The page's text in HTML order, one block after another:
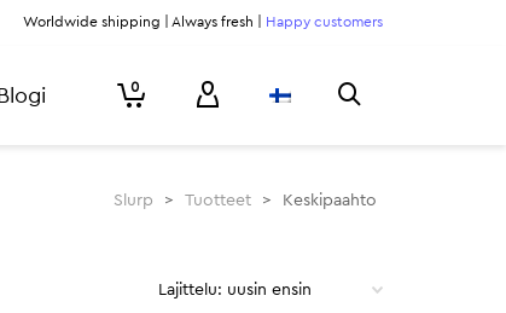
Worldwide shipping | Always fresh | Happy customers
0
Slurp > Tuotteet > Keskipaahto